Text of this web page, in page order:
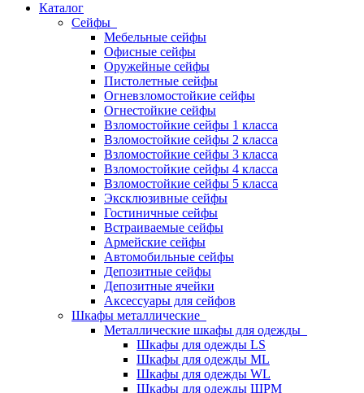
Каталог
Сейфы
Мебельные сейфы
Офисные сейфы
Оружейные сейфы
Пистолетные сейфы
Огневзломостойкие сейфы
Огнестойкие сейфы
Взломостойкие сейфы 1 класса
Взломостойкие сейфы 2 класса
Взломостойкие сейфы 3 класса
Взломостойкие сейфы 4 класса
Взломостойкие сейфы 5 класса
Эксклюзивные сейфы
Гостиничные сейфы
Встраиваемые сейфы
Армейские сейфы
Автомобильные сейфы
Депозитные сейфы
Депозитные ячейки
Аксессуары для сейфов
Шкафы металлические
Металлические шкафы для одежды
Шкафы для одежды LS
Шкафы для одежды ML
Шкафы для одежды WL
Шкафы для одежды ШРМ